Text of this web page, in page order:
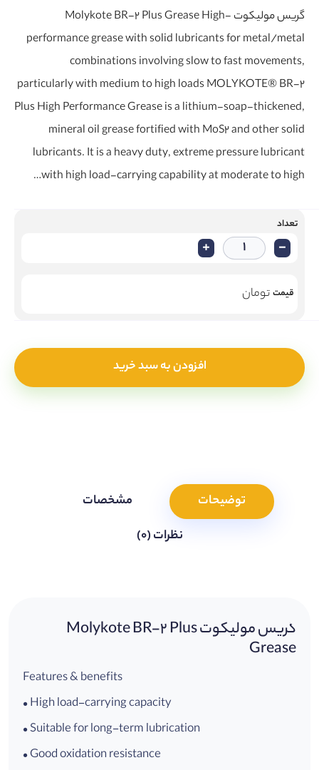
گریس مولیکوت Molykote BR-2 Plus Grease High-
performance grease with solid lubricants for metal/metal
combinations involving slow to fast movements,
particularly with medium to high loads MOLYKOTE® BR-2
Plus High Performance Grease is a lithium-soap-thickened,
mineral oil grease fortified with MoS2 and other solid
lubricants. It is a heavy duty, extreme pressure lubricant
with high load-carrying capability at moderate to high…
تعداد
-
+
قیمتتومان
افزودن به سبد خرید
توضیحات
مشخصات
نظرات (0)
گریس مولیکوت Molykote BR-2 Plus
Grease
Features & benefits
• High load-carrying capacity
• Suitable for long-term lubrication
• Good oxidation resistance